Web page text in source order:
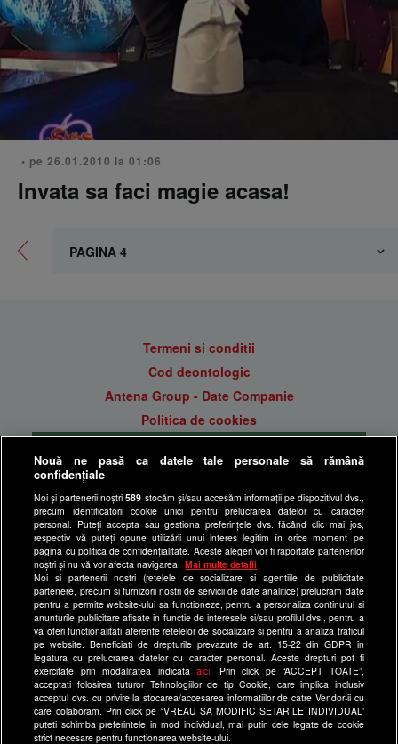
• pe 26.01.2010 la 01:06
Invata sa faci magie acasa!
Termeni si conditii
Cod deontologic
Antena Group - Date Companie
Politica de cookies
Politica de confidentialitate
Anunturi gratuite pe Lajumate.ro
Ultimele Stiri
Program Happy Channel
Echipa editorială
Site-uri Antena Group
a1.ro
antenastars.ro
as.ro
catine.ro
chefi.ro
Nouă ne pasă ca datele tale personale să rămână
confidențiale
Noi și partenerii noștri589 stocăm și/sau accesăm informații pe dispozitivul dvs.,
precum identificatorii cookie unici pentru prelucrarea datelor cu caracter
personal. Puteți accepta sau gestiona preferințele dvs. făcând clic mai jos,
respectiv vă puteți opune utilizării unui interes legitim în orice moment pe
pagina cu politica de confidențialitate. Aceste alegeri vor fi raportate partenerilor
noștri și nu vă vor afecta navigarea.
Mai multe detalii
Noi si partenerii nostri (retelele de socializare si agentiile de publicitate
partenere, precum si furnizorii nostri de servicii de date analitice) prelucram date
pentru a permite website-ului sa functioneze, pentru a personaliza continutul si
anunturile publicitare afisate in functie de interesele si/sau profilul dvs., pentru a
va oferi functionalitati aferente retelelor de socializare si pentru a analiza traficul
pe website. Beneficiati de drepturile prevazute de art. 15-22 din GDPR in
legatura cu prelucrarea datelor cu caracter personal. Aceste drepturi pot fi
exercitate prin modalitatea indicataaici . Prin click pe “ACCEPT TOATE”,
acceptati folosirea tuturor Tehnologiilor de tip Cookie, care implica inclusiv
acceptul dvs. cu privire la stocarea/accesarea informatiilor de catre Vendor-ii cu
care colaboram. Prin click pe “VREAU SA MODIFIC SETARILE INDIVIDUAL”
puteti schimba preferintele in mod individual, mai putin cele legate de cookie
strict necesare pentru functionarea website-ului.